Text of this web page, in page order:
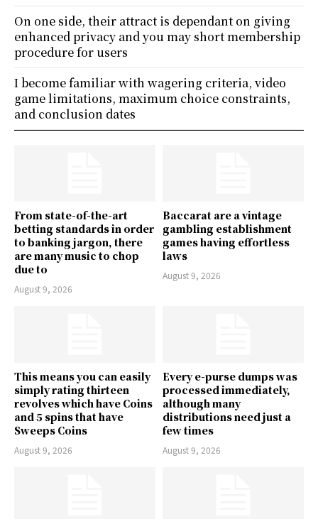
From state-of-the-art
betting standards in order
to banking jargon, there
are many music to chop
due to
August 9, 2026
Baccarat are a vintage
gambling establishment
games having effortless
laws
August 9, 2026
This means you can easily
simply rating thirteen
revolves which have Coins
and 5 spins that have
Sweeps Coins
August 9, 2026
Every e-purse dumps was
processed immediately,
although many
distributions need just a
few times
August 9, 2026
On one side, their attract is dependant on giving
enhanced privacy and you may short membership
procedure for users
I become familiar with wagering criteria, video
game limitations, maximum choice constraints,
and conclusion dates